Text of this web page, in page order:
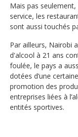
Mais pas
service, les
sont aussi touchés
Par ailleurs, Nairobi
d'alcool à 21 ans
foulée, le pays a
dotées d’une
promotion des
entreprises liées à
entités sportives.